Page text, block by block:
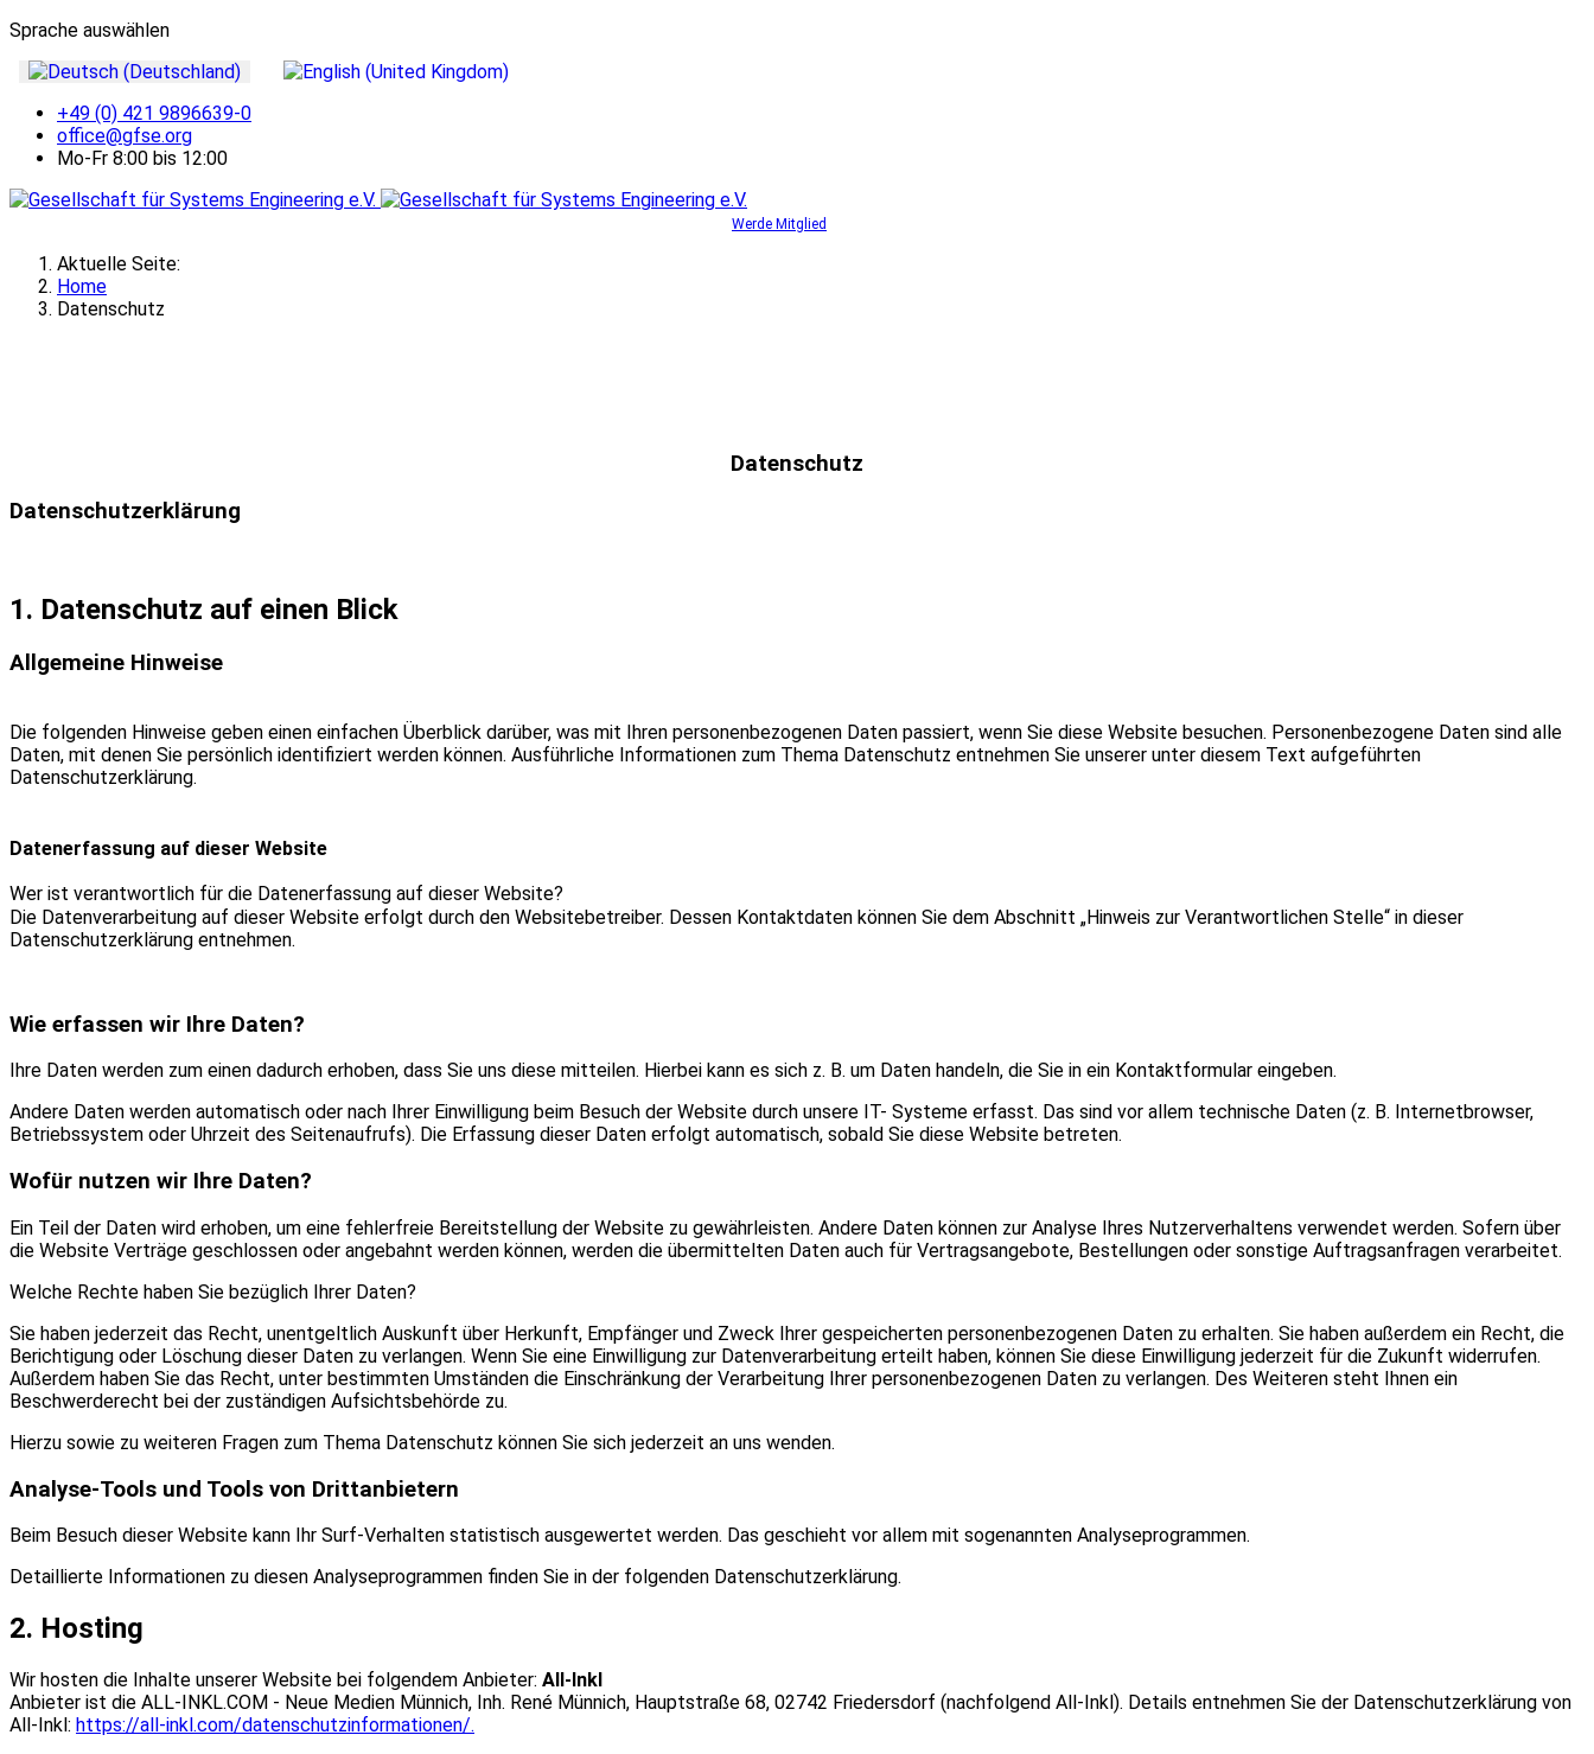
Sprache auswählen
+49 (0) 421 9896639-0
office@gfse.org
Mo-Fr 8:00 bis 12:00
Werde Mitglied
Aktuelle Seite:
Home
Datenschutz
Datenschutz
Datenschutzerklärung
1. Datenschutz auf einen Blick
Allgemeine Hinweise
Die folgenden Hinweise geben einen einfachen Überblick darüber, was mit Ihren personenbezogenen Daten passiert, wenn Sie diese Website besuchen. Personenbezogene Daten sind alle
Daten, mit denen Sie persönlich identifiziert werden können. Ausführliche Informationen zum Thema Datenschutz entnehmen Sie unserer unter diesem Text aufgeführten
Datenschutzerklärung.
Datenerfassung auf dieser Website
Wer ist verantwortlich für die Datenerfassung auf dieser Website?
Die Datenverarbeitung auf dieser Website erfolgt durch den Websitebetreiber. Dessen Kontaktdaten können Sie dem Abschnitt „Hinweis zur Verantwortlichen Stelle“ in dieser
Datenschutzerklärung entnehmen.
Wie erfassen wir Ihre Daten?
Ihre Daten werden zum einen dadurch erhoben, dass Sie uns diese mitteilen. Hierbei kann es sich z. B. um Daten handeln, die Sie in ein Kontaktformular eingeben.
Andere Daten werden automatisch oder nach Ihrer Einwilligung beim Besuch der Website durch unsere IT- Systeme erfasst. Das sind vor allem technische Daten (z. B. Internetbrowser,
Betriebssystem oder Uhrzeit des Seitenaufrufs). Die Erfassung dieser Daten erfolgt automatisch, sobald Sie diese Website betreten.
Wofür nutzen wir Ihre Daten?
Ein Teil der Daten wird erhoben, um eine fehlerfreie Bereitstellung der Website zu gewährleisten. Andere Daten können zur Analyse Ihres Nutzerverhaltens verwendet werden. Sofern über
die Website Verträge geschlossen oder angebahnt werden können, werden die übermittelten Daten auch für Vertragsangebote, Bestellungen oder sonstige Auftragsanfragen verarbeitet.
Welche Rechte haben Sie bezüglich Ihrer Daten?
Sie haben jederzeit das Recht, unentgeltlich Auskunft über Herkunft, Empfänger und Zweck Ihrer gespeicherten personenbezogenen Daten zu erhalten. Sie haben außerdem ein Recht, die
Berichtigung oder Löschung dieser Daten zu verlangen. Wenn Sie eine Einwilligung zur Datenverarbeitung erteilt haben, können Sie diese Einwilligung jederzeit für die Zukunft widerrufen.
Außerdem haben Sie das Recht, unter bestimmten Umständen die Einschränkung der Verarbeitung Ihrer personenbezogenen Daten zu verlangen. Des Weiteren steht Ihnen ein
Beschwerderecht bei der zuständigen Aufsichtsbehörde zu.
Hierzu sowie zu weiteren Fragen zum Thema Datenschutz können Sie sich jederzeit an uns wenden.
Analyse-Tools und Tools von Drittanbietern
Beim Besuch dieser Website kann Ihr Surf-Verhalten statistisch ausgewertet werden. Das geschieht vor allem mit sogenannten Analyseprogrammen.
Detaillierte Informationen zu diesen Analyseprogrammen finden Sie in der folgenden Datenschutzerklärung.
2. Hosting
Wir hosten die Inhalte unserer Website bei folgendem Anbieter: All-Inkl
Anbieter ist die ALL-INKL.COM - Neue Medien Münnich, Inh. René Münnich, Hauptstraße 68, 02742 Friedersdorf (nachfolgend All-Inkl). Details entnehmen Sie der Datenschutzerklärung von
All-Inkl: https://all-inkl.com/datenschutzinformationen/.